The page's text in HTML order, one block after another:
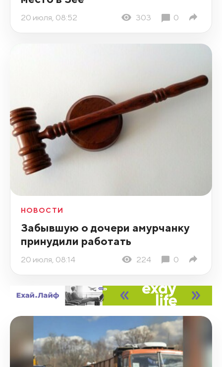
20 июля, 08:52 303 0
НОВОСТИ
Забывшую о дочери амурчанку
принудили работать
20 июля, 08:14 224 0